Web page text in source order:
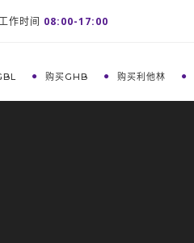
作时间 08:00-17:00
购买GHB 购买利他林